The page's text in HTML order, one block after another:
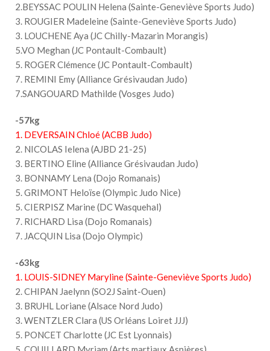
2.BEYSSAC POULIN Helena (Sainte-Geneviève Sports Judo)
3. ROUGIER Madeleine (Sainte-Geneviève Sports Judo)
3. LOUCHENE Aya (JC Chilly-Mazarin Morangis)
5.VO Meghan (JC Pontault-Combault)
5. ROGER Clémence (JC Pontault-Combault)
7. REMINI Emy (Alliance Grésivaudan Judo)
7.SANGOUARD Mathilde (Vosges Judo)
-57kg
1. DEVERSAIN Chloé (ACBB Judo)
2. NICOLAS Ielena (AJBD 21-25)
3. BERTINO Eline (Alliance Grésivaudan Judo)
3. BONNAMY Lena (Dojo Romanais)
5. GRIMONT Heloïse (Olympic Judo Nice)
5. CIERPISZ Marine (DC Wasquehal)
7. RICHARD Lisa (Dojo Romanais)
7. JACQUIN Lisa (Dojo Olympic)
-63kg
1. LOUIS-SIDNEY Maryline (Sainte-Geneviève Sports Judo)
2. CHIPAN Jaelynn (SO2J Saint-Ouen)
3. BRUHL Loriane (Alsace Nord Judo)
3. WENTZLER Clara (US Orléans Loiret JJJ)
5. PONCET Charlotte (JC Est Lyonnais)